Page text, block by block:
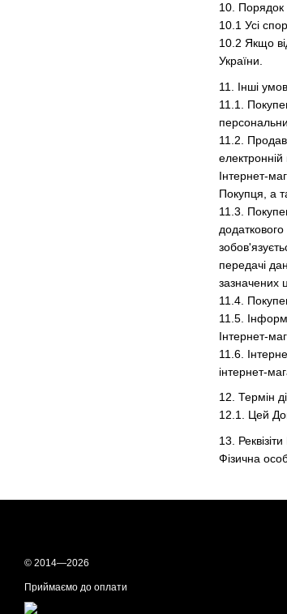
10. Порядок
10.1 Усі
10.2 Якщо
України.
11. Інші
11.1.
11.2.
Інтернет-
Покупця, а
11.3.
передачі
зазначених
11.4.
11.5.
Інтернет-
11.6.
інтернет-
12. Термін
12.1. Цей
13.
Фізична
© 2014—2026
Приймаємо до оплати